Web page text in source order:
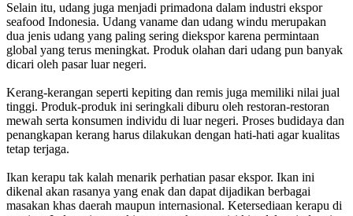
Selain itu, udang juga menjadi primadona dalam industri ekspor
seafood Indonesia. Udang vaname dan udang windu merupakan
dua jenis udang yang paling sering diekspor karena permintaan
global yang terus meningkat. Produk olahan dari udang pun banyak
dicari oleh pasar luar negeri.
Kerang-kerangan seperti kepiting dan remis juga memiliki nilai jual
tinggi. Produk-produk ini seringkali diburu oleh restoran-restoran
mewah serta konsumen individu di luar negeri. Proses budidaya dan
penangkapan kerang harus dilakukan dengan hati-hati agar kualitas
tetap terjaga.
Ikan kerapu tak kalah menarik perhatian pasar ekspor. Ikan ini
dikenal akan rasanya yang enak dan dapat dijadikan berbagai
masakan khas daerah maupun internasional. Ketersediaan kerapu di